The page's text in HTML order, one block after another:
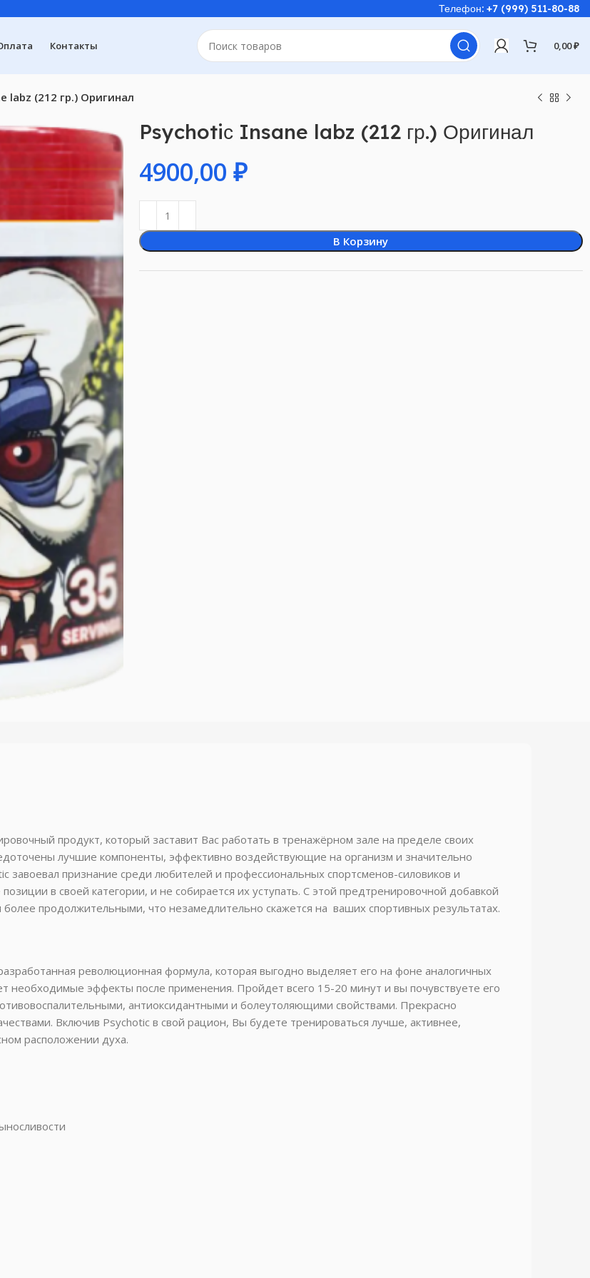
Телефон: +7 (999) 511-80-88
Контакты 0,00₽
labz (212 гр.) Оригинал
Psychotiс Insane labz (212 гр.) Оригинал
₽
В Корзину
продукт, который заставит Вас работать в тренажёрном зале на пределе своих
лучшие компоненты, эффективно воздействующие на организм и значительно
завоевал признание среди любителей и профессиональных спортсменов-силовиков и
в своей категории, и не собирается их уступать. С этой предтренировочной добавкой
продолжительными, что незамедлительно скажется на ваших спортивных результатах.
революционная формула, которая выгодно выделяет его на фоне аналогичных
необходимые эффекты после применения. Пройдет всего 15-20 минут и вы почувствуете его
антиоксидантными и болеутоляющими свойствами. Прекрасно
Включив Psychotic в свой рацион, Вы будете тренироваться лучше, активнее,
расположении духа.